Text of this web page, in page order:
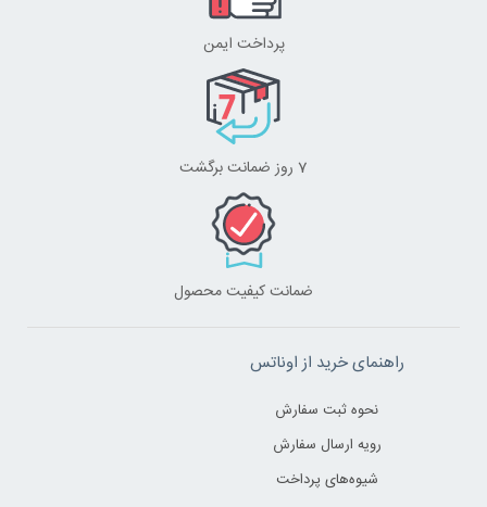
پرداخت ایمن
7 روز ضمانت برگشت
ضمانت کیفیت محصول
راهنمای خرید از اوناتس
نحوه ثبت سفارش
رویه ارسال سفارش
شیوه‌های پرداخت